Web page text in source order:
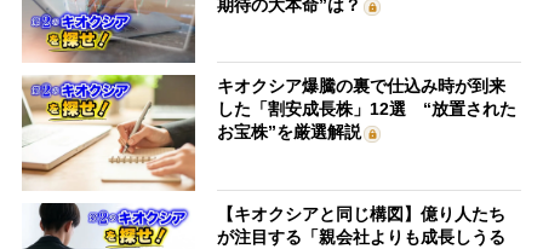
期待の大本命”は？
キオクシア爆騰の裏で仕込み時が到来
した「割安成長株」12選 “放置された
お宝株”を厳選解説
【キオクシアと同じ構図】億り人たち
が注目する「親会社よりも成長しうる